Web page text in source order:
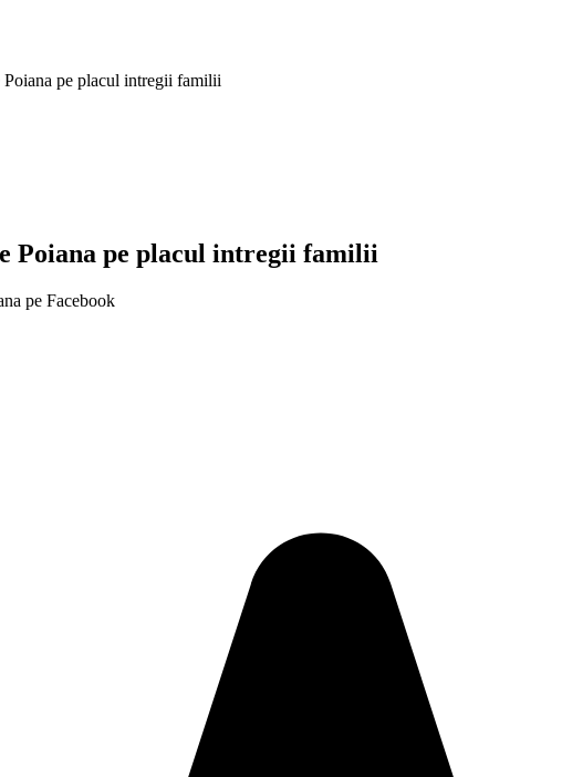
Poiana pe placul intregii familii
Poiana pe placul intregii familii
pe Facebook